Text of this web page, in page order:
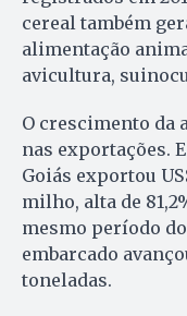
cereal também
alimentação
avicultura,
O crescimento da
nas exportações.
Goiás exportou
milho, alta de
mesmo período
embarcado
toneladas.